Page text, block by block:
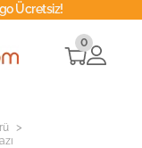
Ücretsiz!
0
>